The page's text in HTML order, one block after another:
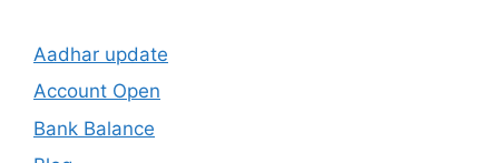
Aadhar update
Account Open
Bank Balance